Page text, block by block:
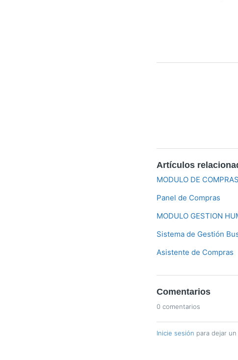
Artículos
MODULO DE COMPRAS
Panel de Compras
MODULO GESTION
Sistema de Gestión
Asistente de Compras
Comentarios
0 comentarios
Inicie sesión para dejar un